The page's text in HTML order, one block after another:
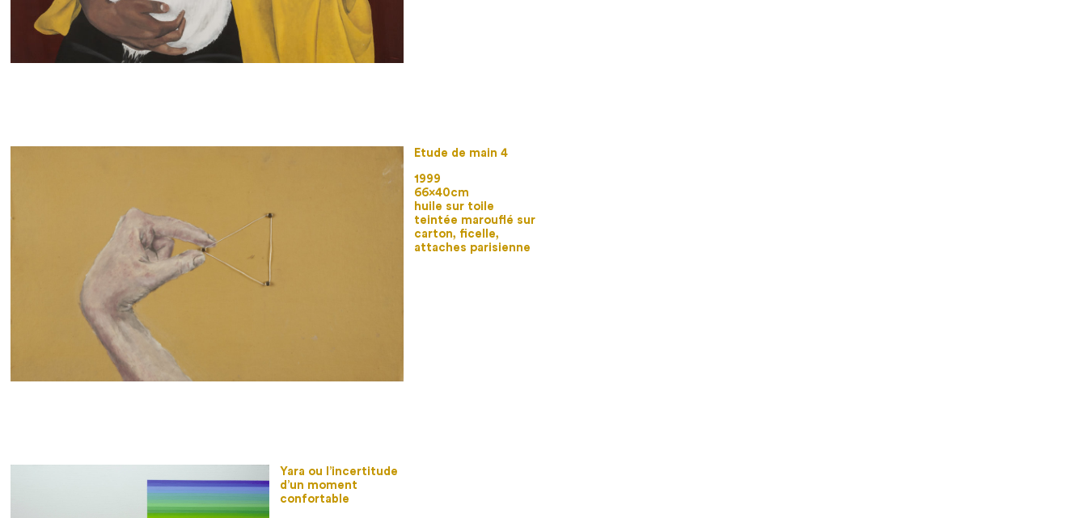
Etude de main 4
1999
66×40cm
huile sur toile
teintée marouflé sur
carton, ficelle,
attaches parisienne
Yara ou l’incertitude
d’un moment
confortable